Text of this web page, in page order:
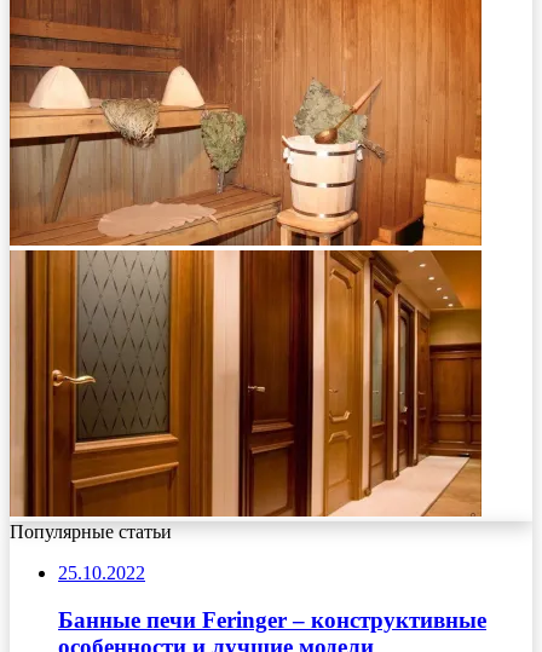
Популярные статьи
25.10.2022
Банные печи Feringer – конструктивные
особенности и лучшие модели